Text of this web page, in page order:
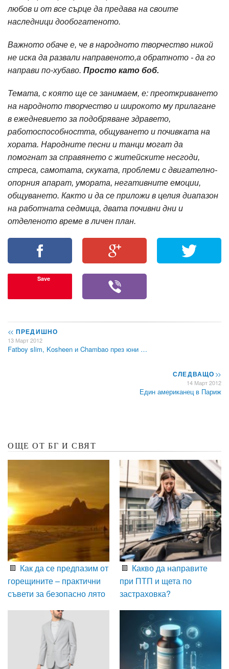
любов и от все сърце да предава на своите
наследници дообогатеното.
Важното обаче е, че в народното творчество никой
не иска да развали направеното,а обратното - да го
направи по-хубаво. Просто като боб.
Темата, с която ще се занимаем, е: преоткриването
на народното творчество и широкото му прилагане
в ежедневието за подобряване здравето,
работоспособността, общуването и почивката на
хората. Народните песни и танци могат да
помогнат за справянето с житейските несгоди,
стреса, самотата, скуката, проблеми с двигателно-
опорния апарат, умората, негативните емоции,
общуването. Както и да се приложи в целия диапазон
на работната седмица, двата почивни дни и
отделеното време в личен план.
Save
<< ПРЕДИШНО
13 Март 2012
Fatboy slim, Kosheen и Chambao през юни …
СЛЕДВАЩО>>
14 Март 2012
Един американец в Париж
ОЩЕ ОТ БГ И СВЯТ
Как да се предпазим от
горещините – практични
съвети за безопасно лято
Какво да направите
при ПТП и щета по
застраховка?